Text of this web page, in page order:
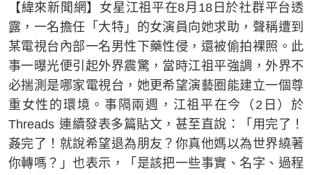
【緯來新聞網】女星江祖平在8月18日於社群平台透
露，一名擔任「大特」的女演員向她求助，聲稱遭到
某電視台內部一名男性下藥性侵，還被偷拍裸照。此
事一曝光便引起外界震驚，當時江祖平強調，外界不
必揣測是哪家電視台，她更希望演藝圈能建立一個尊
重女性的環境。事隔兩週，江祖平在今（2日）於
Threads 連續發表多篇貼文，甚至直說：「用完了！
姦完了！就說希望退為朋友？你真他媽以為世界繞著
你轉嗎？」也表示，「是該把一些事實、名字、過程